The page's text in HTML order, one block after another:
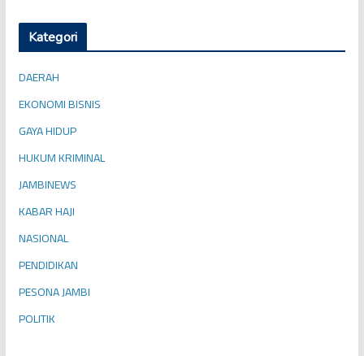
Kategori
DAERAH
EKONOMI BISNIS
GAYA HIDUP
HUKUM KRIMINAL
JAMBINEWS
KABAR HAJI
NASIONAL
PENDIDIKAN
PESONA JAMBI
POLITIK